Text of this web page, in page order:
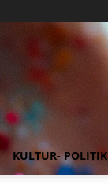
KULTUR- POLITIK